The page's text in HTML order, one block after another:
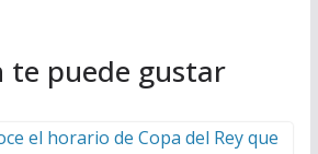
te puede gustar